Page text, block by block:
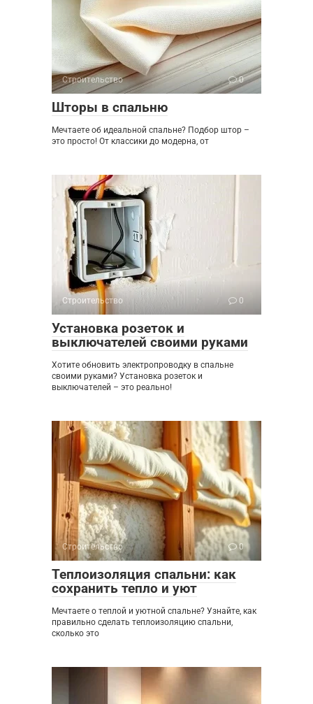
Строительство 0
Шторы в спальню
Мечтаете об идеальной спальне? Подбор штор –
это просто! От классики до модерна, от
Строительство 0
Установка розеток и
выключателей своими руками
Хотите обновить электропроводку в спальне
своими руками? Установка розеток и
выключателей – это реально!
Строительство 0
Теплоизоляция спальни: как
сохранить тепло и уют
Мечтаете о теплой и уютной спальне? Узнайте, как
правильно сделать теплоизоляцию спальни,
сколько это